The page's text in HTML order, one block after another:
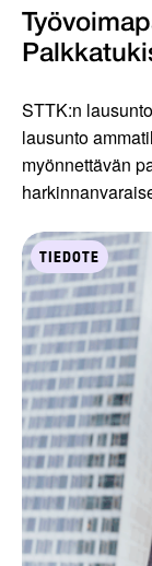
STTK:n
lausunto
myönnettävän
TIEDOTE